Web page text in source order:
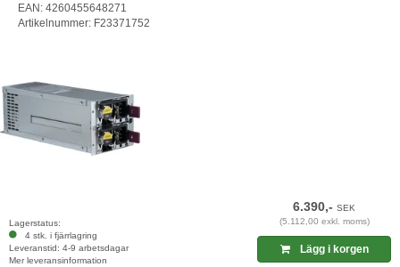
EAN: 4260455648271
Artikelnummer: F23371752
Lagerstatus:
4 stk. i fjärrlagring
Leveranstid: 4-9 arbetsdagar
Mer leveransinformation
6.390,-SEK
(5.112,00 exkl. moms)
Lägg i korgen